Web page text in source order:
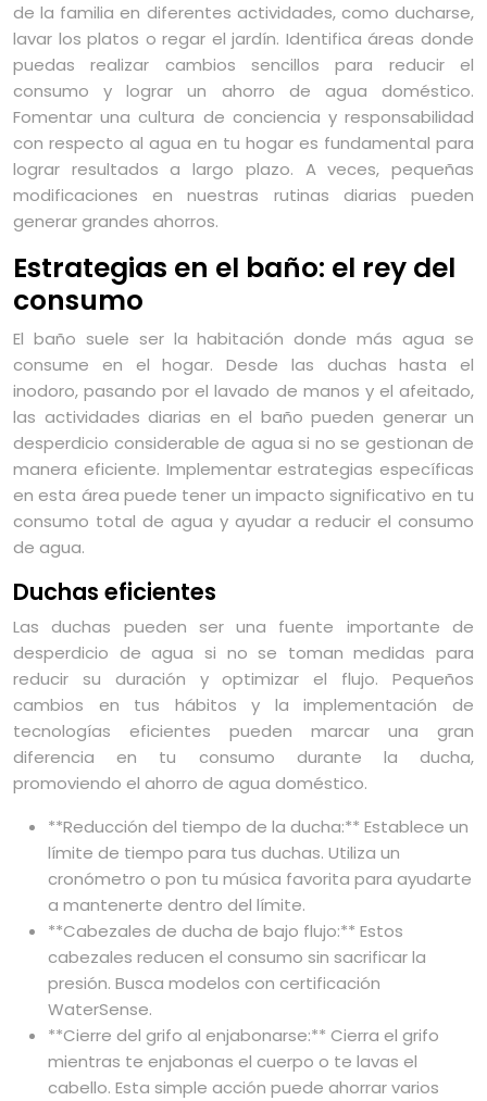
de la familia en diferentes actividades, como ducharse,
lavar los platos o regar el jardín. Identifica áreas donde
puedas realizar cambios sencillos para reducir el
consumo y lograr un ahorro de agua doméstico.
Fomentar una cultura de conciencia y responsabilidad
con respecto al agua en tu hogar es fundamental para
lograr resultados a largo plazo. A veces, pequeñas
modificaciones en nuestras rutinas diarias pueden
generar grandes ahorros.
Estrategias en el baño: el rey del
consumo
El baño suele ser la habitación donde más agua se
consume en el hogar. Desde las duchas hasta el
inodoro, pasando por el lavado de manos y el afeitado,
las actividades diarias en el baño pueden generar un
desperdicio considerable de agua si no se gestionan de
manera eficiente. Implementar estrategias específicas
en esta área puede tener un impacto significativo en tu
consumo total de agua y ayudar a reducir el consumo
de agua.
Duchas eficientes
Las duchas pueden ser una fuente importante de
desperdicio de agua si no se toman medidas para
reducir su duración y optimizar el flujo. Pequeños
cambios en tus hábitos y la implementación de
tecnologías eficientes pueden marcar una gran
diferencia en tu consumo durante la ducha,
promoviendo el ahorro de agua doméstico.
**Reducción del tiempo de la ducha:** Establece un
límite de tiempo para tus duchas. Utiliza un
cronómetro o pon tu música favorita para ayudarte
a mantenerte dentro del límite.
**Cabezales de ducha de bajo flujo:** Estos
cabezales reducen el consumo sin sacrificar la
presión. Busca modelos con certificación
WaterSense.
**Cierre del grifo al enjabonarse:** Cierra el grifo
mientras te enjabonas el cuerpo o te lavas el
cabello. Esta simple acción puede ahorrar varios